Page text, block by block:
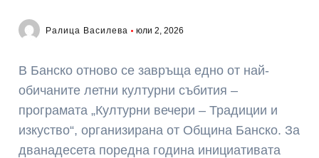
Ралица Василева юли 2, 2026
В Банско отново се завръща едно от най-
обичаните летни културни събития –
програмата „Културни вечери – Традиции и
изкуство“, организирана от Община Банско. За
дванадесета поредна година инициативата